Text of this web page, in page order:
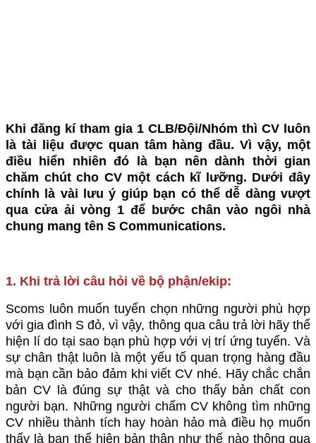
Khi đăng kí tham gia 1 CLB/Đội/Nhóm thì CV luôn
là tài liệu được quan tâm hàng đầu. Vì vậy, một
điều hiển nhiên đó là bạn nên dành thời gian
chăm chút cho CV một cách kĩ lưỡng. Dưới đây
chính là vài lưu ý giúp bạn có thể dễ dàng vượt
qua cửa ải vòng 1 để bước chân vào ngôi nhà
chung mang tên S Communications.
1. Khi trả lời câu hỏi về bộ phận/ekip:
Scoms luôn muốn tuyển chọn những người phù hợp
với gia đình S đỏ, vì vậy, thông qua câu trả lời hãy thể
hiện lí do tại sao bạn phù hợp với vị trí ứng tuyển. Và
sự chân thật luôn là một yếu tố quan trọng hàng đầu
mà bạn cần bảo đảm khi viết CV nhé. Hãy chắc chắn
bản CV là đúng sự thật và cho thấy bản chất con
người bạn. Những người chấm CV không tìm những
CV nhiều thành tích hay hoàn hảo mà điều họ muốn
thấy là bạn thể hiện bản thân như thế nào thông qua